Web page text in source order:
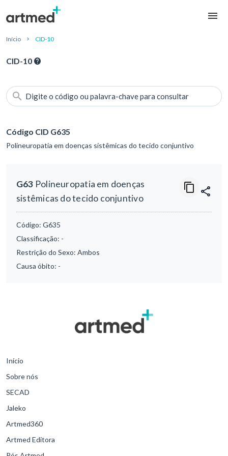
Início CID-10
CID-10
Digite o código ou palavra-chave para consultar
Código CID G635
Polineuropatia em doenças sistêmicas do tecido conjuntivo
G63 Polineuropatia em doenças
sistêmicas do tecido conjuntivo
Código: G635
Classificação: -
Restrição do Sexo: Ambos
Causa óbito: -
Início
Sobre nós
SECAD
Jaleko
Artmed360
Artmed Editora